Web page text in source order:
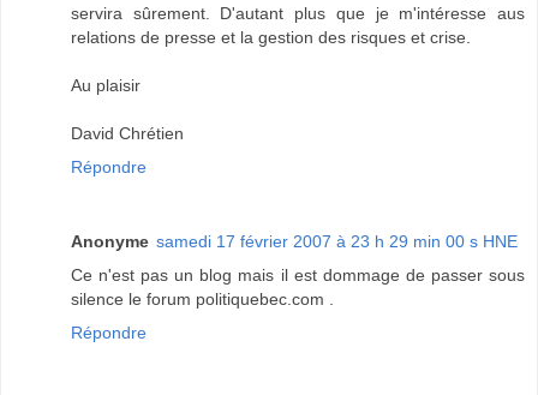
servira sûrement. D'autant plus que je m'intéresse aus
relations de presse et la gestion des risques et crise.
Au plaisir
David Chrétien
Répondre
Anonyme samedi 17 février 2007 à 23 h 29 min 00 s HNE
Ce n'est pas un blog mais il est dommage de passer sous
silence le forum politiquebec.com .
Répondre